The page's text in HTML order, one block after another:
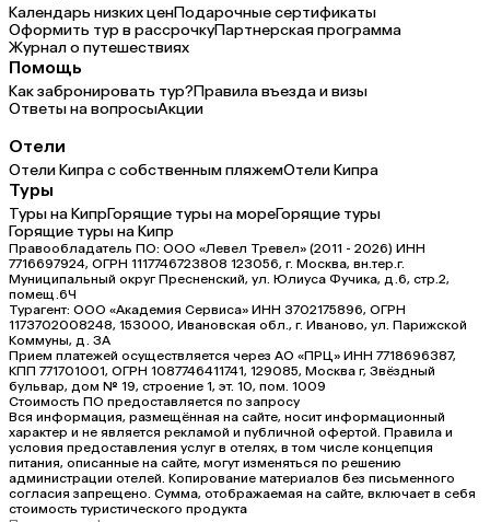
Календарь низких ценПодарочные сертификаты
Оформить тур в рассрочкуПартнерская программа
Журнал о путешествиях
Помощь
Как забронировать тур?Правила въезда и визы
Ответы на вопросыАкции
Отели
Отели Кипра с собственным пляжемОтели Кипра
Туры
Туры на КипрГорящие туры на мореГорящие туры
Горящие туры на Кипр
Правообладатель ПО: ООО «Левел Тревел» (2011 - 2026) ИНН
7716697924, ОГРН 1117746723808 123056, г. Москва, вн.тер.г.
Муниципальный округ Пресненский, ул. Юлиуса Фучика, д.6, стр.2,
помещ.6Ч
Турагент: ООО «Академия Сервиса» ИНН 3702175896, ОГРН
1173702008248, 153000, Ивановская обл., г. Иваново, ул. Парижской
Коммуны, д. ЗА
Прием платежей осуществляется через АО «ПРЦ» ИНН 7718696387,
КПП 771701001, ОГРН 1087746411741, 129085, Москва г, Звёздный
бульвар, дом № 19, строение 1, эт. 10, пом. 1009
Стоимость ПО предоставляется по запросу
Вся информация, размещённая на сайте, носит информационный
характер и не является рекламой и публичной офертой. Правила и
условия предоставления услуг в отелях, в том числе концепция
питания, описанные на сайте, могут изменяться по решению
администрации отелей. Копирование материалов без письменного
согласия запрещено. Сумма, отображаемая на сайте, включает в себя
стоимость туристического продукта